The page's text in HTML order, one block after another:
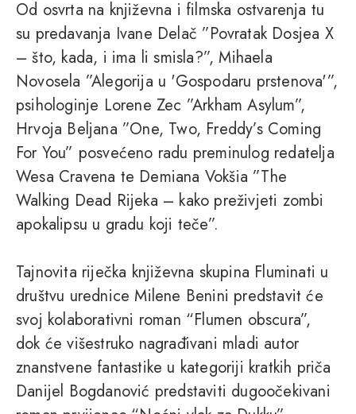
Od osvrta na književna i filmska ostvarenja tu
su predavanja Ivane Delač ”Povratak Dosjea X
– što, kada, i ima li smisla?”, Mihaela
Novosela ”Alegorija u 'Gospodaru prstenova'”,
psihologinje Lorene Zec ”Arkham Asylum”,
Hrvoja Beljana ”One, Two, Freddy’s Coming
For You” posvećeno radu preminulog redatelja
Wesa Cravena te Demiana Vokšia ”The
Walking Dead Rijeka – kako preživjeti zombi
apokalipsu u gradu koji teče”.
Tajnovita riječka književna skupina Fluminati u
društvu urednice Milene Benini predstavit će
svoj kolaborativni roman “Flumen obscura”,
dok će višestruko nagrađivani mladi autor
znanstvene fantastike u kategoriji kratkih priča
Danijel Bogdanović predstaviti dugoočekivani